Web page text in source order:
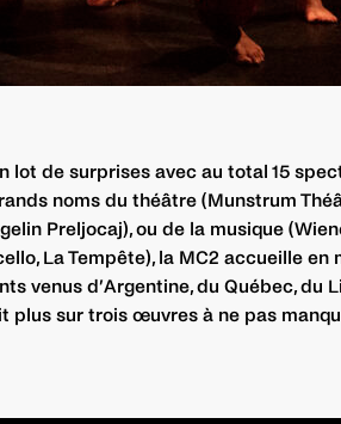
lot de surprises avec au total 15
noms du théâtre (Munstrum
Preljocaj), ou de la musique
La Tempête), la MC2 accueille en
venus d’Argentine, du Québec, du
plus sur trois œuvres à ne pas